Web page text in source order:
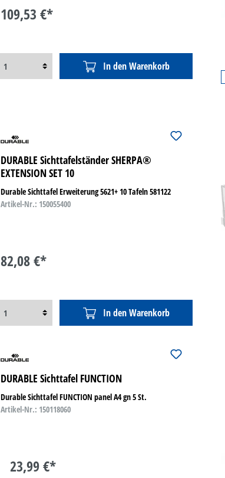
109,53 €*
In den Warenkorb
DURABLE Sichttafelständer SHERPA®
EXTENSION SET 10
Durable Sichttafel Erweiterung 5621+ 10 Tafeln 581122
Artikel-Nr.: 150055400
82,08 €*
In den Warenkorb
DURABLE Sichttafel FUNCTION
Durable Sichttafel FUNCTION panel A4 gn 5 St.
Artikel-Nr.: 150118060
23,99 €*